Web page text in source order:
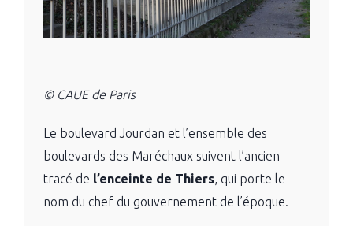
© CAUE de Paris
Le boulevard Jourdan et l’ensemble des
boulevards des Maréchaux suivent l’ancien
tracé de l’enceinte de Thiers, qui porte le
nom du chef du gouvernement de l’époque.